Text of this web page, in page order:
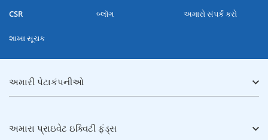
CSR બ્લૉગ અમારો સંપર્ક કરો
શાખા સૂચક
અમારી પેટાકંપનીઓ
અમારા પ્રાઇવેટ ઇક્વિટી ફંડ્સ